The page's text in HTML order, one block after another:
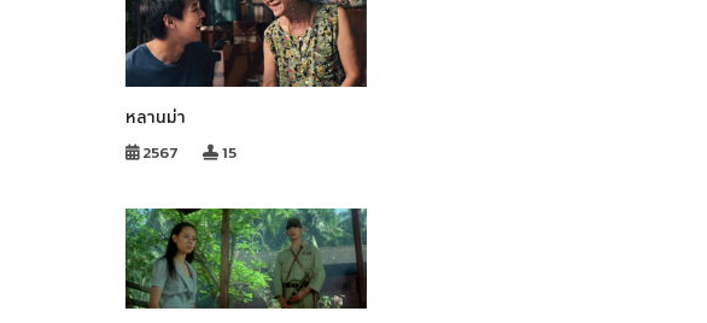
หลานม่า
2567 15